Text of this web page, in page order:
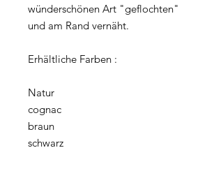
wünderschönen Art "geflochten"
und am Rand vernäht.
Erhältliche Farben :
Natur
cognac
braun
schwarz